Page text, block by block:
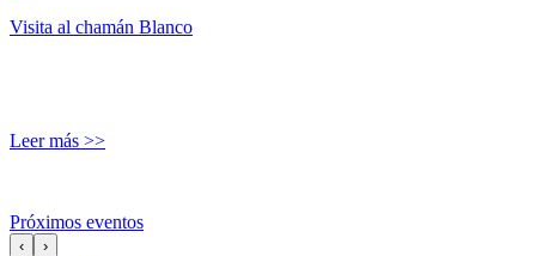
Visita al chamán Blanco
Leer más >>
Próximos eventos
‹ ›